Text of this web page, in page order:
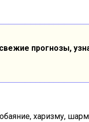
прогнозы,
харизму,